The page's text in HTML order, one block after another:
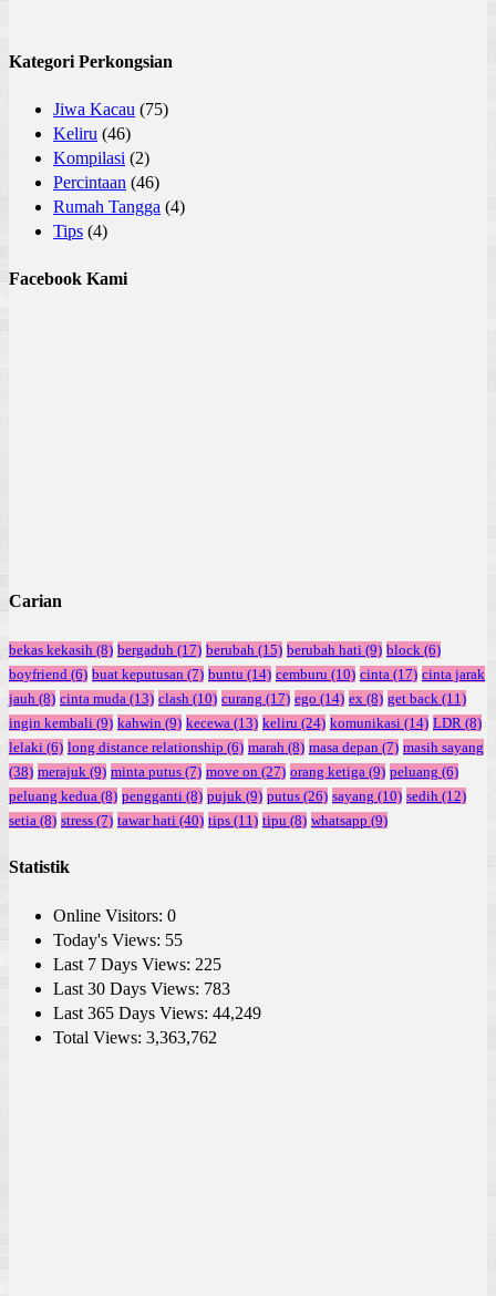
Kategori Perkongsian
Jiwa Kacau (75)
Keliru (46)
Kompilasi (2)
Percintaan (46)
Rumah Tangga (4)
Tips (4)
Facebook Kami
Carian
bekas kekasih (8) bergaduh (17) berubah (15) berubah hati (9) block (6)
boyfriend (6) buat keputusan (7) buntu (14) cemburu (10) cinta (17) cinta jarak
jauh (8) cinta muda (13) clash (10) curang (17) ego (14) ex (8) get back (11)
ingin kembali (9) kahwin (9) kecewa (13) keliru (24) komunikasi (14) LDR (8)
lelaki (6) long distance relationship (6) marah (8) masa depan (7) masih sayang
(38) merajuk (9) minta putus (7) move on (27) orang ketiga (9) peluang (6)
peluang kedua (8) pengganti (8) pujuk (9) putus (26) sayang (10) sedih (12)
setia (8) stress (7) tawar hati (40) tips (11) tipu (8) whatsapp (9)
Statistik
Online Visitors: 0
Today's Views: 55
Last 7 Days Views: 225
Last 30 Days Views: 783
Last 365 Days Views: 44,249
Total Views: 3,363,762